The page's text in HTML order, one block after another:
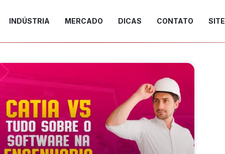
INDÚSTRIA MERCADO DICAS CONTATO SITE